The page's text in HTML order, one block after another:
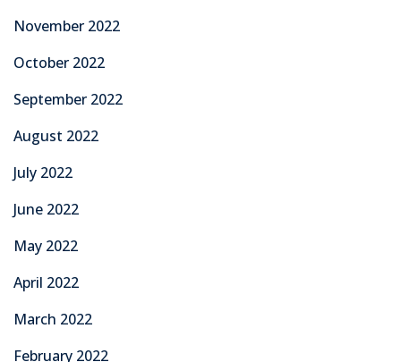
November 2022
October 2022
September 2022
August 2022
July 2022
June 2022
May 2022
April 2022
March 2022
February 2022